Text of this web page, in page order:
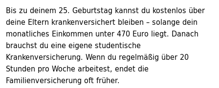
Bis zu deinem 25. Geburtstag kannst du kostenlos über
deine Eltern krankenversichert bleiben – solange dein
monatliches Einkommen unter 470 Euro liegt. Danach
brauchst du eine eigene studentische
Krankenversicherung. Wenn du regelmäßig über 20
Stunden pro Woche arbeitest, endet die
Familienversicherung oft früher.